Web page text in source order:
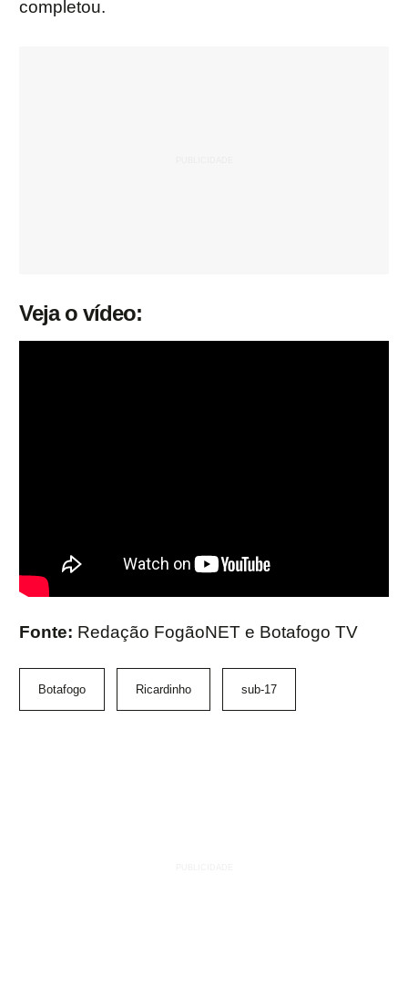
completou.
Veja o vídeo:
Fonte: Redação FogãoNET e Botafogo TV
Botafogo Ricardinho sub-17